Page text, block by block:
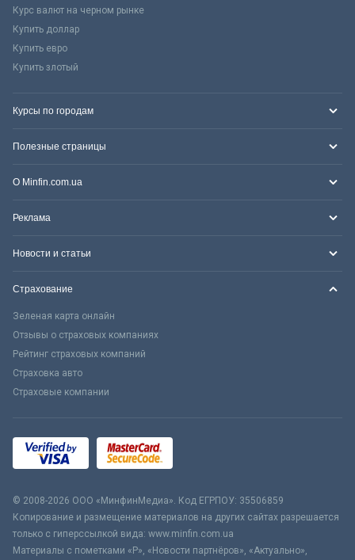
Курс валют на черном рынке
Купить доллар
Купить евро
Купить злотый
Курсы по городам
Полезные страницы
О Minfin.com.ua
Реклама
Новости и статьи
Страхование
Зеленая карта онлайн
Отзывы о страховых компаниях
Рейтинг страховых компаний
Страховка авто
Страховые компании
© 2008-2026 ООО «МинфинМедиа». Код ЕГРПОУ: 35506859
Копирование и размещение материалов на других сайтах разрешается
только с гиперссылкой вида: www.minfin.com.ua
Материалы с пометками «Р», «Новости партнёров», «Актуально»,